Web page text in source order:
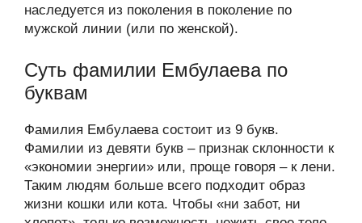
наследуется из поколения в поколение по
мужской линии (или по женской).
Суть фамилии Ембулаева по
буквам
Фамилия Ембулаева состоит из 9 букв.
Фамилии из девяти букв – признак склонности к
«экономии энергии» или, проще говоря – к лени.
Таким людям больше всего подходит образ
жизни кошки или кота. Чтобы «ни забот, ни